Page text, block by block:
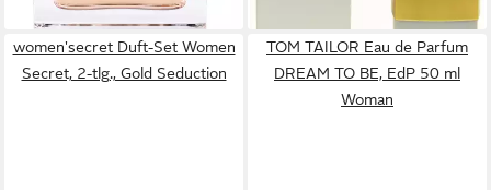
women'secret Duft-Set Women
Secret, 2-tlg., Gold Seduction
TOM TAILOR Eau de Parfum
DREAM TO BE, EdP 50 ml
Woman